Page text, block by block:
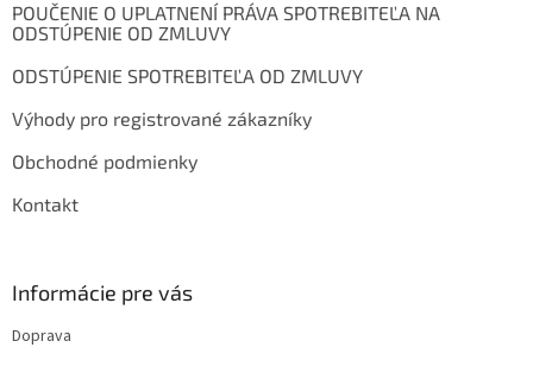
POUČENIE O UPLATNENÍ PRÁVA SPOTREBITEĽA NA
ODSTÚPENIE OD ZMLUVY
ODSTÚPENIE SPOTREBITEĽA OD ZMLUVY
Výhody pro registrované zákazníky
Obchodné podmienky
Kontakt
Informácie pre vás
Doprava